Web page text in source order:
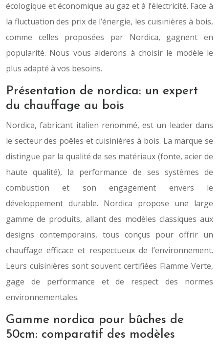
écologique et économique au gaz et à l’électricité. Face à
la fluctuation des prix de l’énergie, les cuisinières à bois,
comme celles proposées par Nordica, gagnent en
popularité. Nous vous aiderons à choisir le modèle le
plus adapté à vos besoins.
Présentation de nordica: un expert
du chauffage au bois
Nordica, fabricant italien renommé, est un leader dans
le secteur des poêles et cuisinières à bois. La marque se
distingue par la qualité de ses matériaux (fonte, acier de
haute qualité), la performance de ses systèmes de
combustion et son engagement envers le
développement durable. Nordica propose une large
gamme de produits, allant des modèles classiques aux
designs contemporains, tous conçus pour offrir un
chauffage efficace et respectueux de l’environnement.
Leurs cuisinières sont souvent certifiées Flamme Verte,
gage de performance et de respect des normes
environnementales.
Gamme nordica pour bûches de
50cm: comparatif des modèles